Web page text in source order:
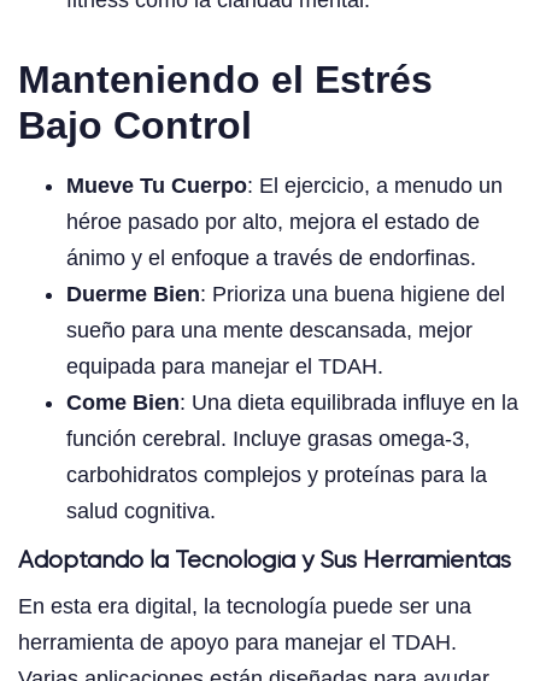
Manteniendo el Estrés
Bajo Control
Mueve Tu Cuerpo: El ejercicio, a menudo un
héroe pasado por alto, mejora el estado de
ánimo y el enfoque a través de endorfinas.
Duerme Bien: Prioriza una buena higiene del
sueño para una mente descansada, mejor
equipada para manejar el TDAH.
Come Bien: Una dieta equilibrada influye en la
función cerebral. Incluye grasas omega-3,
carbohidratos complejos y proteínas para la
salud cognitiva.
Adoptando la Tecnología y Sus Herramientas
En esta era digital, la tecnología puede ser una
herramienta de apoyo para manejar el TDAH.